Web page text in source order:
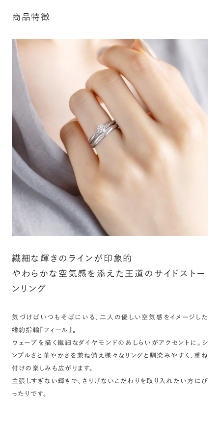
わせください
アフターサービス詳細
シークレットストーン：指輪の内側に留める宝石のこ
と
指輪の内側に、誕生石やピンクダイヤモンドなど、お好みの
宝石を選んでセッティングすることができます。ショッピング
カート画面で、お好みの宝石をお選びください (有料)。
詳しく見る
商品特徴
繊細な輝きのラインが印象的
やわらかな空気感を添えた王道のサイドストー
ンリング
気づけばいつもそばにいる、二人の優しい空気感をイメージした
婚約指輪『フィール』。
ウェーブを描く繊細なダイヤモンドのあしらいがアクセントに。シ
ンプルさと華やかさを兼ね備え様々なリングと馴染みやすく、重ね
付けの楽しみも広がります。
主張しすぎない輝きで、さりげないこだわりを取り入れたい方にぴ
ったりです。